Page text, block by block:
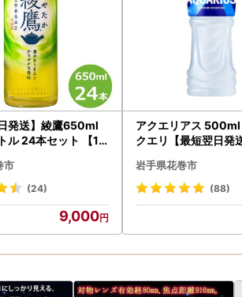
発送】綾鷹650ml
ル 24本セット 【18
市
(24)
9,000
アクエリアス
クエリ【最短翌日
岩手県花巻市
(88)